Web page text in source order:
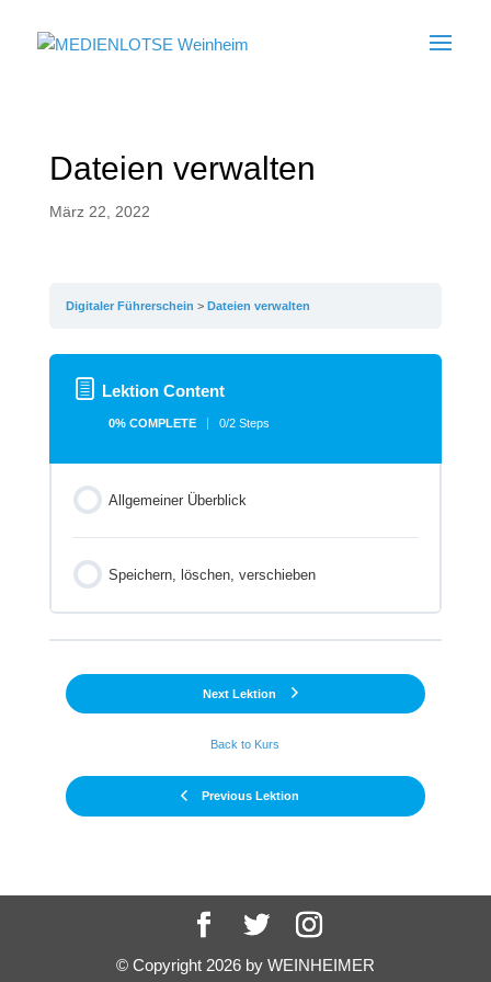
Dateien verwalten
März 22, 2022
Digitaler Führerschein Dateien verwalten
Lektion Content
0% COMPLETE 0/2 Steps
Allgemeiner Überblick
Speichern, löschen, verschieben
Previous Lektion
Back to Kurs
Next Lektion
© Copyright 2026by WEINHEIMER